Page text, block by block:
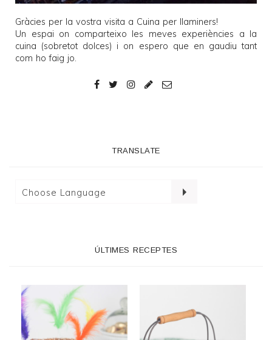
Gràcies per la vostra visita a Cuina per llaminers!
Un espai on comparteixo les meves experiències a la
cuina (sobretot dolces) i on espero que en gaudiu tant
com ho faig jo.
TRANSLATE
ÚLTIMES RECEPTES